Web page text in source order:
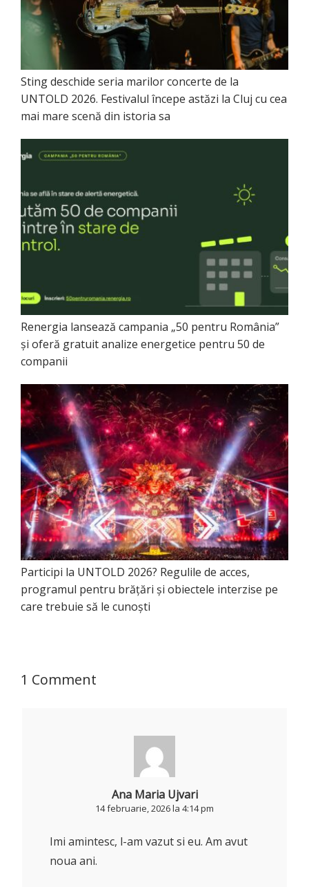
Sting deschide seria marilor concerte de la
UNTOLD 2026. Festivalul începe astăzi la Cluj cu cea
mai mare scenă din istoria sa
Renergia lansează campania „50 pentru România”
și oferă gratuit analize energetice pentru 50 de
companii
Participi la UNTOLD 2026? Regulile de acces,
programul pentru brățări și obiectele interzise pe
care trebuie să le cunoști
1 Comment
Ana Maria Ujvari
14 februarie, 2026 la 4:14 pm
Imi amintesc, l-am vazut si eu. Am avut
noua ani.